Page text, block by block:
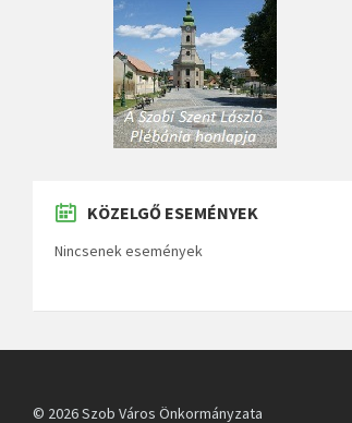
KÖZELGŐ ESEMÉNYEK
Nincsenek események
© 2026 Szob Város Önkormányzata